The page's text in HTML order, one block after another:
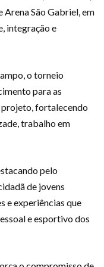
São Gabriel, em
integração e
o torneio
para as
projeto, fortalecendo
trabalho em
pelo
de jovens
e experiências que
e esportivo dos